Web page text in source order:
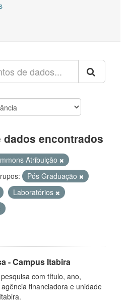
encontrados
Atribuição
Pós Graduação
Laboratórios
- Campus Itabira
com título, ano,
financiadora e unidade